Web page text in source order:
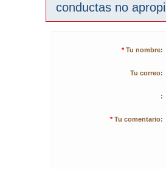
conductas no
* Tu nombre:
Tu correo:
:
* Tu comentario: